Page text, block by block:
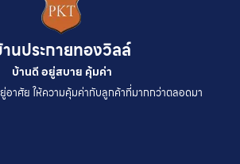
นประกายทองวิลล์
บ้านดี อยู่สบาย คุ้มค่า
อาศัย ให้ความคุ้มค่ากับลูกค้าที่มากกว่าตลอดมา